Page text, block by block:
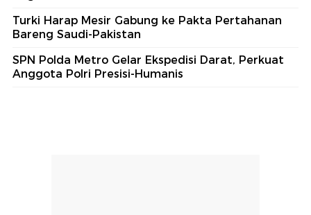
Turki Harap Mesir Gabung ke Pakta Pertahanan
Bareng Saudi-Pakistan
SPN Polda Metro Gelar Ekspedisi Darat, Perkuat
Anggota Polri Presisi-Humanis